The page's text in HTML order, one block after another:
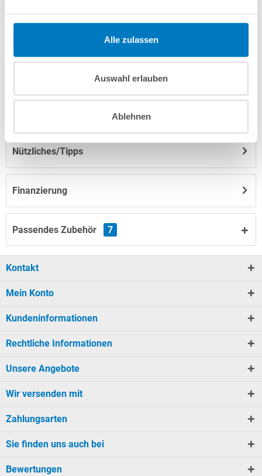
Alle zulassen
Auswahl erlauben
Ablehnen
Finanzierung
Anleitungen/Datenblätter
Hinweise zum Versand / zur Lagerung
Nützliches/Tipps
Passendes Zubehör 7
Kontakt
Mein Konto
Kundeninformationen
Rechtliche Informationen
Unsere Angebote
Wir versenden mit
Zahlungsarten
Sie finden uns auch bei
Bewertungen